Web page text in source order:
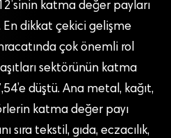
katma değer payları
En dikkat çekici gelişme
çok önemli rol
sektörünün katma
düştü. Ana metal, kağıt,
katma değer payı
tekstil, gıda, eczacılık,